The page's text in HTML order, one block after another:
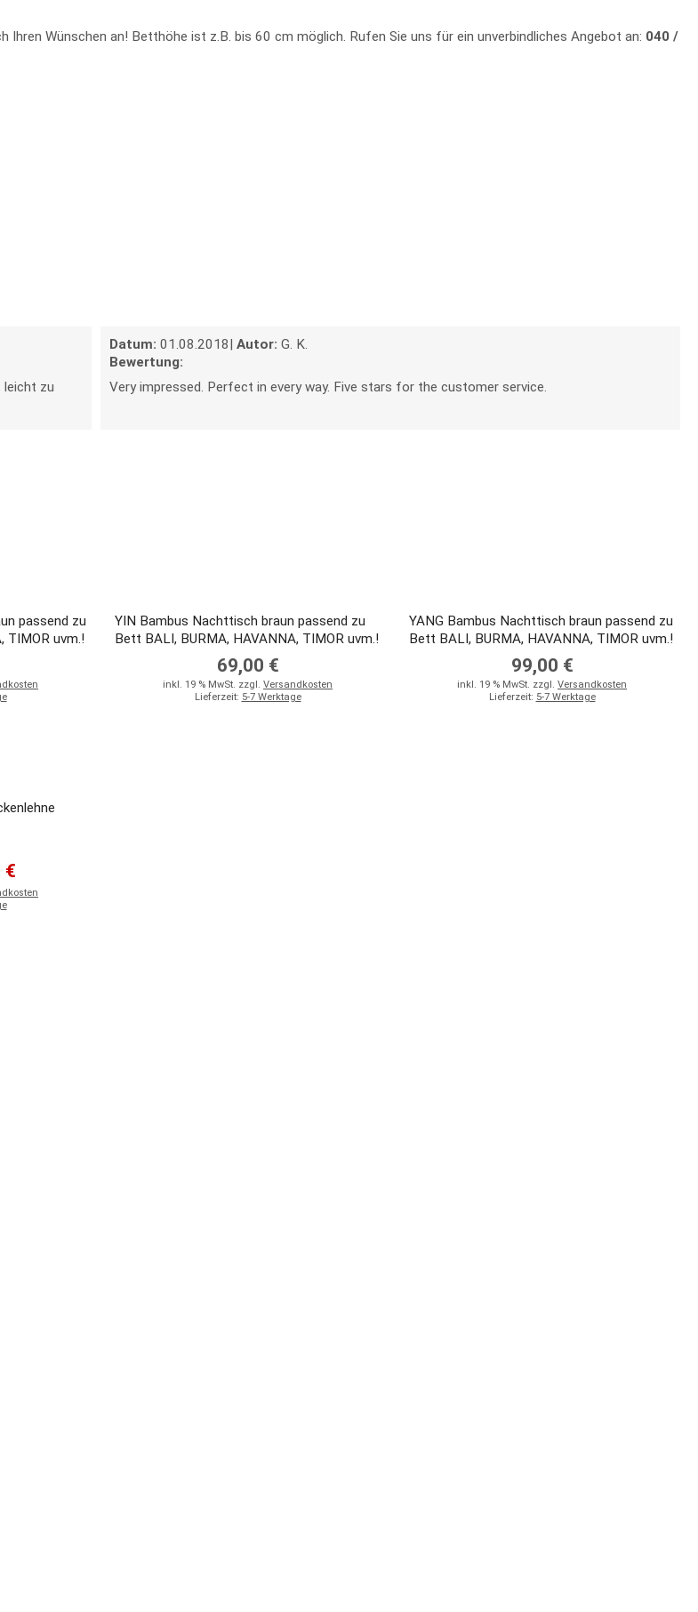
Wünschen an! Betthöhe ist z.B. bis 60 cm möglich. Rufen Sie uns für ein unverbindliches Angebot an: 040 /
leicht zu
Datum: 01.08.2018| Autor: G. K.
Bewertung:
Very impressed. Perfect in every way. Five stars for the customer service.
passend zu
TIMOR uvm.!
YIN Bambus Nachttisch braun passend zu
Bett BALI, BURMA, HAVANNA, TIMOR uvm.!
69,00 €
inkl. 19 % MwSt. zzgl. Versandkosten
Lieferzeit: 5-7 Werktage
YANG Bambus Nachttisch braun passend zu
Bett BALI, BURMA, HAVANNA, TIMOR uvm.!
99,00 €
inkl. 19 % MwSt. zzgl. Versandkosten
Lieferzeit: 5-7 Werktage
€